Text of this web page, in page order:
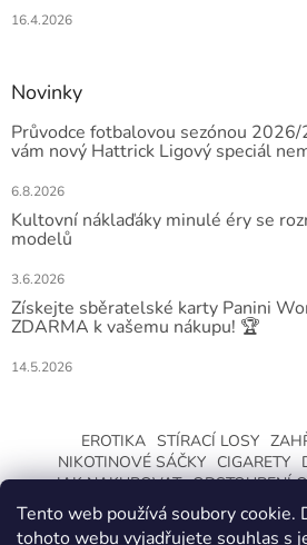
Tento web používá soubory cookie.
tohoto webu vyjadřujete souhlas s
16.4.2026
Novinky
Průvodce fotbalovou sezónou
vám nový Hattrick Ligový speciál
6.8.2026
Kultovní náklaďáky minulé éry se
modelů
3.6.2026
Získejte sběratelské karty Panini
ZDARMA k vašemu nákupu! 🏆
14.5.2026
EROTIKA STÍRACÍ LOSY
NIKOTINOVÉ SÁČKY CIGARETY
JAK NAKUPOVAT ODSTOUPENÍ